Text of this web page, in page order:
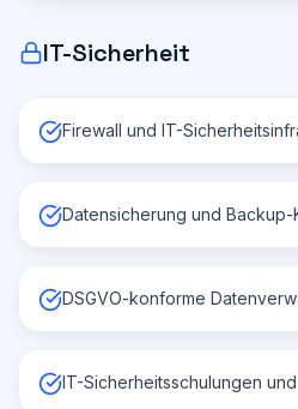
IT-Sicherheit
Firewall und IT-
Datensicherung und Backup-
DSGVO-konforme
IT-Sicherheitsschulungen